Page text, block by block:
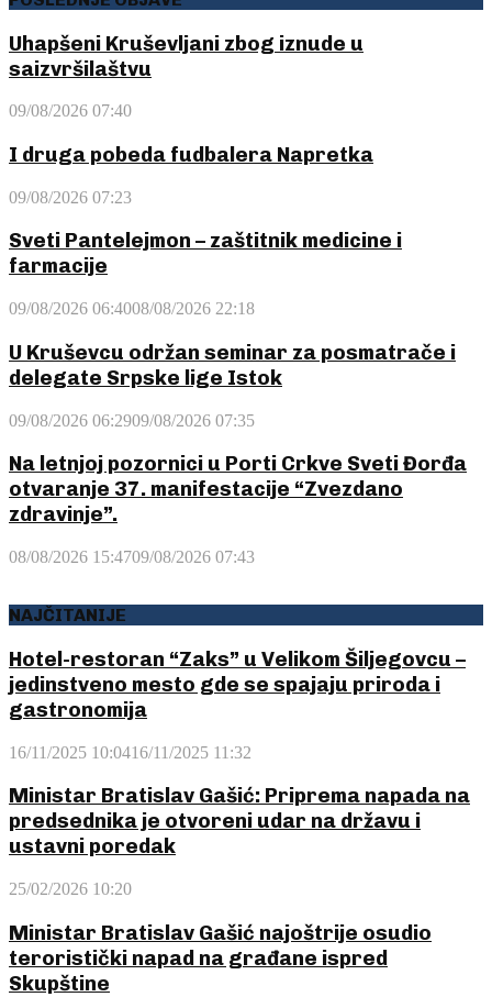
Uhapšeni Kruševljani zbog iznude u
saizvršilaštvu
09/08/2026 07:40
I druga pobeda fudbalera Napretka
09/08/2026 07:23
Sveti Pantelejmon – zaštitnik medicine i
farmacije
09/08/2026 06:4008/08/2026 22:18
U Kruševcu održan seminar za posmatrače i
delegate Srpske lige Istok
09/08/2026 06:2909/08/2026 07:35
Na letnjoj pozornici u Porti Crkve Sveti Đorđa
otvaranje 37. manifestacije “Zvezdano
zdravinje”.
08/08/2026 15:4709/08/2026 07:43
NAJČITANIJE
Hotel-restoran “Zaks” u Velikom Šiljegovcu –
jedinstveno mesto gde se spajaju priroda i
gastronomija
16/11/2025 10:0416/11/2025 11:32
Ministar Bratislav Gašić: Priprema napada na
predsednika je otvoreni udar na državu i
ustavni poredak
25/02/2026 10:20
Ministar Bratislav Gašić najoštrije osudio
teroristički napad na građane ispred
Skupštine